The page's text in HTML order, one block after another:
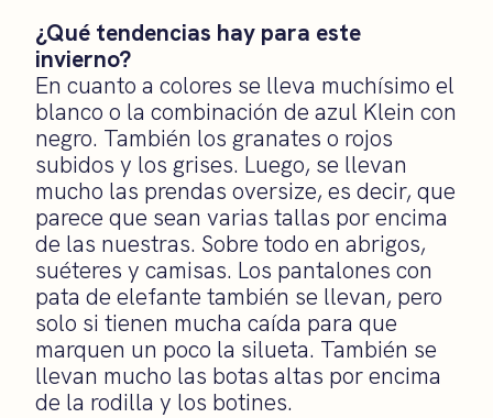
¿Qué tendencias hay para este
invierno?
En cuanto a colores se lleva muchísimo el
blanco o la combinación de azul Klein con
negro. También los granates o rojos
subidos y los grises. Luego, se llevan
mucho las prendas oversize, es decir, que
parece que sean varias tallas por encima
de las nuestras. Sobre todo en abrigos,
suéteres y camisas. Los pantalones con
pata de elefante también se llevan, pero
solo si tienen mucha caída para que
marquen un poco la silueta. También se
llevan mucho las botas altas por encima
de la rodilla y los botines.